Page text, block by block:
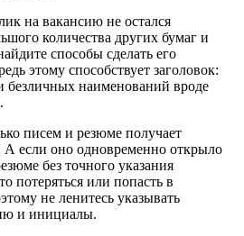
на вакансию не остался
количества других бумаг и
способы сделать его
этому способствует заголовок:
безличных наименований вроде
писем и резюме получает
А если оно одновременно открыло
без точного указания
потеряться или попасть в
не ленитесь указывать
и инициалы.